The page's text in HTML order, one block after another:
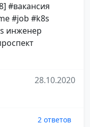
#вакансия
#job #k8s
инженер
28.10.2020
2 ответов